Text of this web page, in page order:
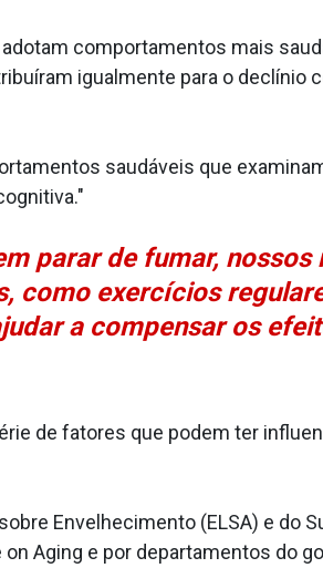
comportamentos mais
igualmente para o
saudáveis que
parar de fumar,
como exercícios
a compensar os
de fatores que podem ter
Envelhecimento (ELSA) e do
Aging e por departamentos do